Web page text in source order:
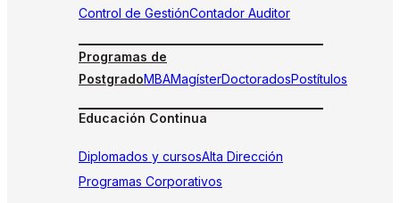
Control de GestiónContador Auditor
Programas de
PostgradoMBAMagísterDoctoradosPostítulos
Educación Continua
Diplomados y cursosAlta Dirección
Programas Corporativos